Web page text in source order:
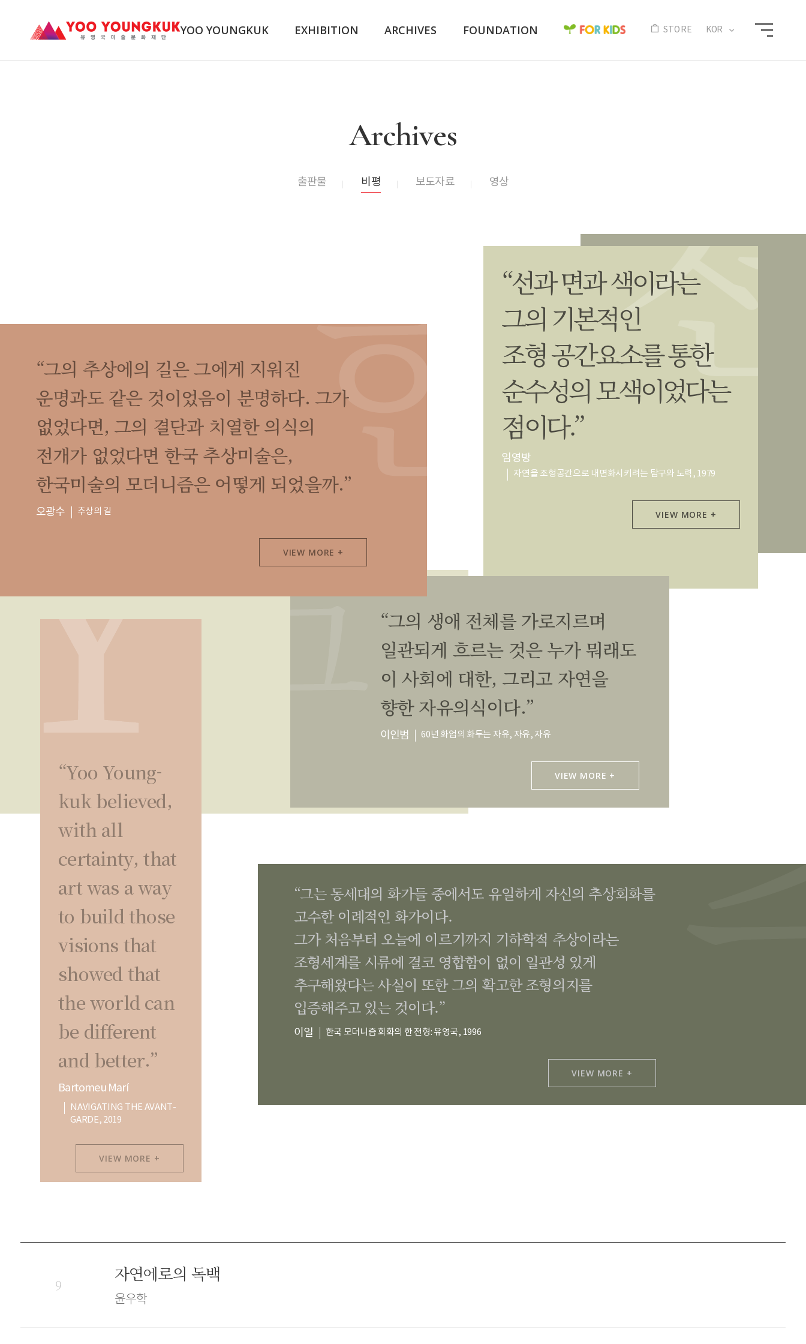
YOO YOUNGKUK EXHIBITION ARCHIVES FOUNDATION STORE KOR
Archives
출판물 비평 보도자료 영상
“선과 면과 색이라는
그의 기본적인
조형 공간요소를 통한
순수성의 모색이었다는
점이다.”
임영방
자연을 조형공간으로 내면화시키려는 탐구와 노력, 1979
VIEW MORE +
“그의 추상에의 길은 그에게 지워진
운명과도 같은 것이었음이 분명하다. 그가
없었다면, 그의 결단과 치열한 의식의
전개가 없었다면 한국 추상미술은,
한국미술의 모더니즘은 어떻게 되었을까.”
오광수 추상의 길
VIEW MORE +
“그의 생애 전체를 가로지르며
일관되게 흐르는 것은 누가 뭐래도
이 사회에 대한, 그리고 자연을
향한 자유의식이다.”
이인범 60년 화업의 화두는 자유, 자유, 자유
VIEW MORE +
“Yoo Young-
kuk believed,
with all
certainty, that
art was a way
to build those
visions that
showed that
the world can
be different
and better.”
Bartomeu Marí
NAVIGATING THE AVANT-
GARDE, 2019
VIEW MORE +
“그는 동세대의 화가들 중에서도 유일하게 자신의 추상회화를
고수한 이례적인 화가이다.
그가 처음부터 오늘에 이르기까지 기하학적 추상이라는
조형세계를 시류에 결코 영합함이 없이 일관성 있게
추구해왔다는 사실이 또한 그의 확고한 조형의지를
입증해주고 있는 것이다.”
이일 한국 모더니즘 회화의 한 전형: 유영국, 1996
VIEW MORE +
9
자연에로의 독백
윤우학